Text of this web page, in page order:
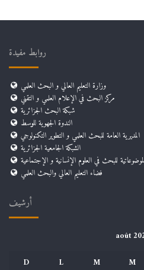
روابط مفيدة
وزارة التعليم العالي و البحث العلمي
مركز البحث في الإعلام العلمي و التقني
شبكة البحث الجزائرية
الندوة الجهوية للوسط
المديرية العامة للبحث العلمي و التطوير التكنولوجي
الشبكة الجامعية الجزائرية
للبحث في العلوم الإنسانية و الإجتماعية
فضاء التعليم العالي والبحث العلمي
أرشيف
août
D
L M M